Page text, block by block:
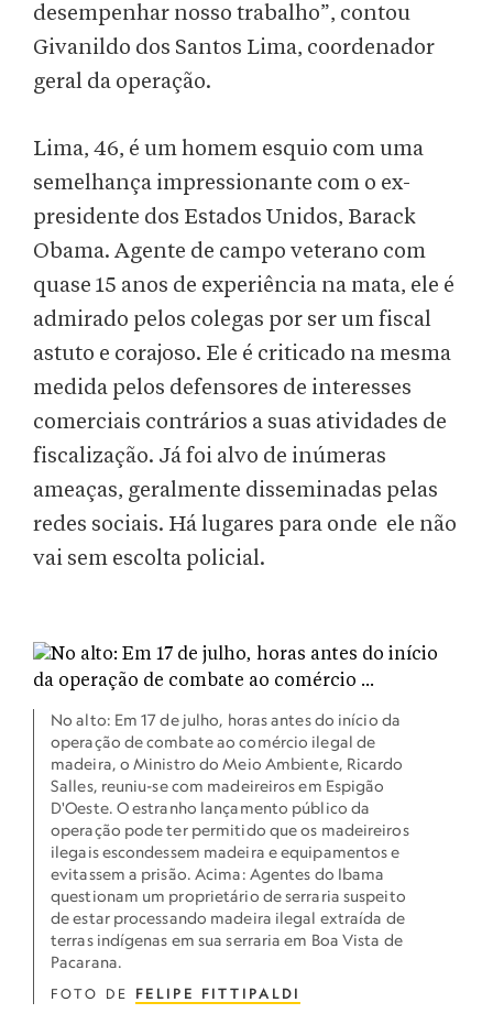
desempenhar nosso trabalho”, contou
Givanildo dos Santos Lima, coordenador
geral da operação.
Lima, 46, é um homem esquio com uma
semelhança impressionante com o ex-
presidente dos Estados Unidos, Barack
Obama. Agente de campo veterano com
quase 15 anos de experiência na mata, ele é
admirado pelos colegas por ser um fiscal
astuto e corajoso. Ele é criticado na mesma
medida pelos defensores de interesses
comerciais contrários a suas atividades de
fiscalização. Já foi alvo de inúmeras
ameaças, geralmente disseminadas pelas
redes sociais. Há lugares para onde ele não
vai sem escolta policial.
No alto: Em 17 de julho, horas antes do início da
operação de combate ao comércio ilegal de
madeira, o Ministro do Meio Ambiente, Ricardo
Salles, reuniu-se com madeireiros em Espigão
D'Oeste. O estranho lançamento público da
operação pode ter permitido que os madeireiros
ilegais escondessem madeira e equipamentos e
evitassem a prisão. Acima: Agentes do Ibama
questionam um proprietário de serraria suspeito
de estar processando madeira ilegal extraída de
terras indígenas em sua serraria em Boa Vista de
Pacarana.
FOTO DE FELIPE FITTIPALDI